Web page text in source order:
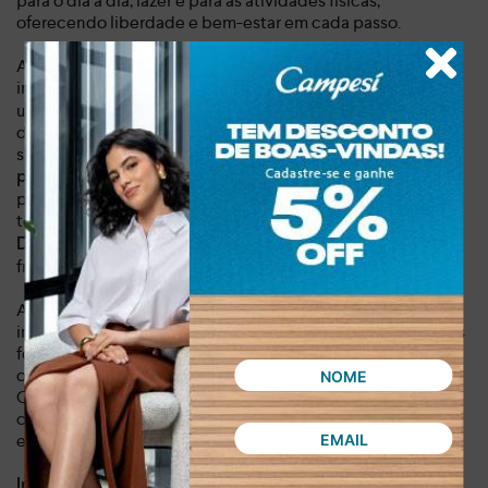
oferecendo liberdade e bem-estar em cada passo.
A inovação tecnológica é o grande diferencial deste tênis
infantil.
Sua sola de 5,3 cm com tecnologia EVAFit+
possui
uma nova composição que a torna mais leve e com alta
durabilidade, além de oferecer uma absorção de impactos
superior, protegendo os pés em cada movimento. A
palmilha de EVAabsorve os passos de forma eficaz,
proporcionando uma sensação de leveza e conforto o dia
todo. Além disso,o tecido da superfície, com a tecnologia
DuoTECH, garante maior respirabilidade, mantendo o
frescor para os pés mais ativos.
Adquirir o Tênis Kolosh Esportivo Infantil Bege é um
investimento na saúde e no conforto do seu filho. Este tênis
foi projetado para acompanhar o ritmo da garotada,
oferecendo segurança e performance em cada aventura.
Compre agora e proporcione a eles a confiança de um
calçado que une moda, bem-estar e tecnologia de forma
exclusiva.